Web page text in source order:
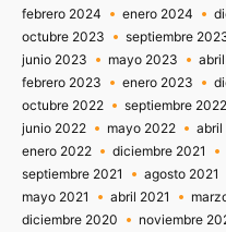
febrero 2024
enero 2024
octubre 2023
septiembre
junio 2023
mayo 2023
febrero 2023
enero 2023
octubre 2022
septiembre 2022
junio 2022
mayo 2022 abril
enero 2022
diciembre 2021
septiembre 2021
agosto 2021
mayo 2021
abril 2021
diciembre 2020
noviembre